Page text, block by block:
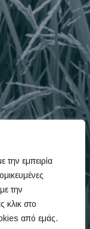
την εμπειρία
την
κλικ στο
από εμάς.